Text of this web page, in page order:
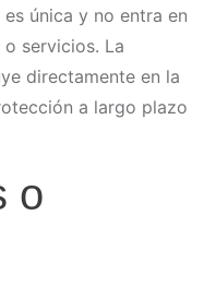
única y no entra en
servicios. La
directamente en la
a largo plazo
o